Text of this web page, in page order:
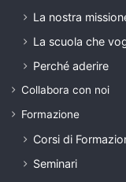
La nostra
La scuola che
Perché aderire
Collabora con noi
Formazione
Corsi di
Seminari